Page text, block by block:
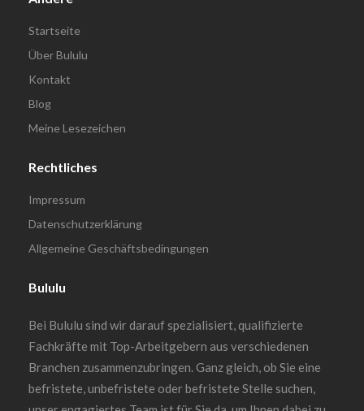
Startseite
Über Bululu
Kontakt
Blog
Meine Lesezeichen
Rechtliches
Impressum
Datenschutzerklärung
Allgemeine Geschäftsbedingungen
Bululu
Bei Bululu sind wir darauf spezialisiert, qualifizierte
Fachkräfte mit Top-Arbeitgebern aus verschiedenen
Branchen zusammenzubringen. Ganz gleich, ob Sie eine
befristete, unbefristete oder befristete Stelle suchen,